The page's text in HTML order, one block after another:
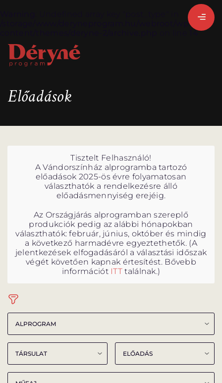
/storage/www/deryneprogram.hu/webroot/wp-
14
REGISZTRÁLOK
Előadások
Tisztelt Felhasználó!
A Vándorszínház alprogramba tartozó
előadások 2025-ös évre folyamatosan
választhatók a rendelkezésre álló
előadásmennyiség erejéig.
Az Országjárás alprogramban szereplő
produkciók pedig az alábbi hónapokban
választhatók: február, június, október és mindig
a következő harmadévre egyeztethetők. (A
jelentkezések elfogadásáról a választási időszak
végét követően kapnak értesítést. Bővebb
információt ITT találnak.)